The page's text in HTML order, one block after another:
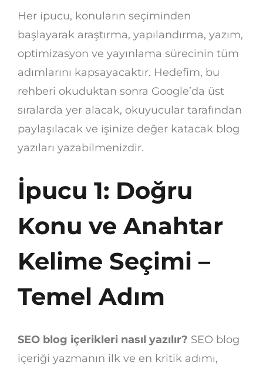
Her ipucu, konuların seçiminden
başlayarak araştırma, yapılandırma, yazım,
optimizasyon ve yayınlama sürecinin tüm
adımlarını kapsayacaktır. Hedefim, bu
rehberi okuduktan sonra Google’da üst
sıralarda yer alacak, okuyucular tarafından
paylaşılacak ve işinize değer katacak blog
yazıları yazabilmenizdir.
İpucu 1: Doğru
Konu ve Anahtar
Kelime Seçimi –
Temel Adım
SEO blog içerikleri nasıl yazılır? SEO blog
içeriği yazmanın ilk ve en kritik adımı,